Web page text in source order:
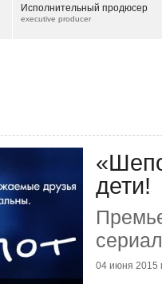
Исполнительный продюсер
executive producer
дети!
04 июня 2015